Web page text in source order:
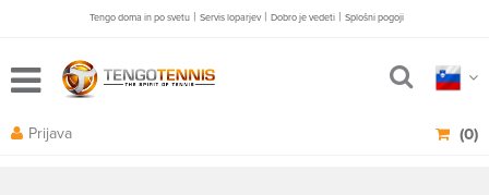
Tengo doma in po svetu | Servis loparjev | Dobro je vedeti | Splošni pogoji
(0)
Prijava